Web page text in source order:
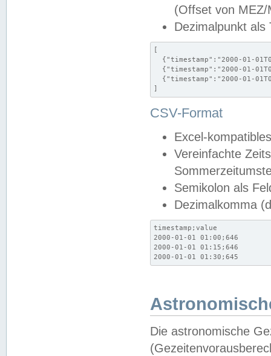
(Offset von MEZ/
Dezimalpunkt als
[
{"timestamp":"2000-01-
{"timestamp":"2000-01-
{"timestamp":"2000-01-
]
CSV-Format
Excel-
Vereinfachte
Semikolon als
Dezimalkomma
timestamp;value
2000-01-01 01:00;646
2000-01-01 01:15;646
2000-01-01 01:30;645
Die astronomische